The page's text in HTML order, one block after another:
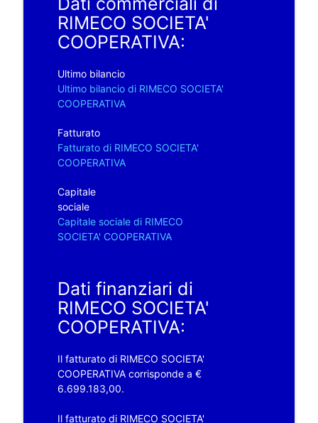
RIMECO SOCIETA'
COOPERATIVA:
Ultimo bilancio
Ultimo bilancio di RIMECO SOCIETA'
COOPERATIVA
Fatturato
Fatturato di RIMECO SOCIETA'
COOPERATIVA
Capitale
sociale
Capitale sociale di RIMECO
SOCIETA' COOPERATIVA
Dati finanziari di
RIMECO SOCIETA'
COOPERATIVA:
Il fatturato di RIMECO SOCIETA'
COOPERATIVA corrisponde a €
6.699.183,00.
Il fatturato di RIMECO SOCIETA'